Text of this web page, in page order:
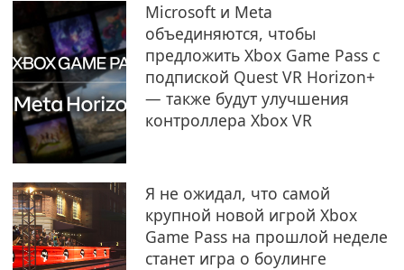
Microsoft и Meta
объединяются, чтобы
предложить Xbox Game Pass с
подпиской Quest VR Horizon+
— также будут улучшения
контроллера Xbox VR
Я не ожидал, что самой
крупной новой игрой Xbox
Game Pass на прошлой неделе
станет игра о боулинге